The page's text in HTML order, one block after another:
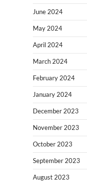
June 2024
May 2024
April 2024
March 2024
February 2024
January 2024
December 2023
November 2023
October 2023
September 2023
August 2023